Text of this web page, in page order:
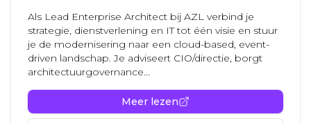
Als Lead Enterprise Architect bij AZL verbind je
strategie, dienstverlening en IT tot één visie en stuur
je de modernisering naar een cloud-based, event-
driven landschap. Je adviseert CIO/directie, borgt
architectuurgovernance...
Meer lezen